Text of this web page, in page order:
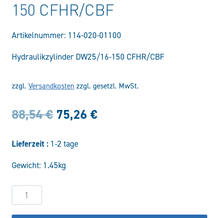
150 CFHR/CBF
Artikelnummer: 114-020-01100
Hydraulikzylinder DW25/16-150 CFHR/CBF
zzgl. Versandkosten zzgl. gesetzl. MwSt.
88,54€ Ursprünglicher
war:
88,54 €
75,26 €Aktueller
Lieferzeit : 1-2 tage
Gewicht: 1.45kg
Hydraulikzylinder
DW25/16-